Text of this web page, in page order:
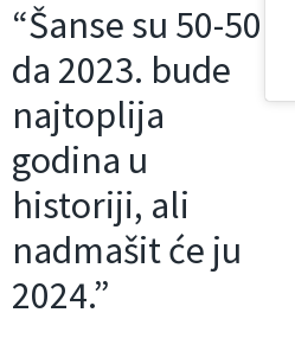
“Šanse su 50-50
da 2023. bude
najtoplija
godina u
historiji, ali
nadmašit će ju
2024.”